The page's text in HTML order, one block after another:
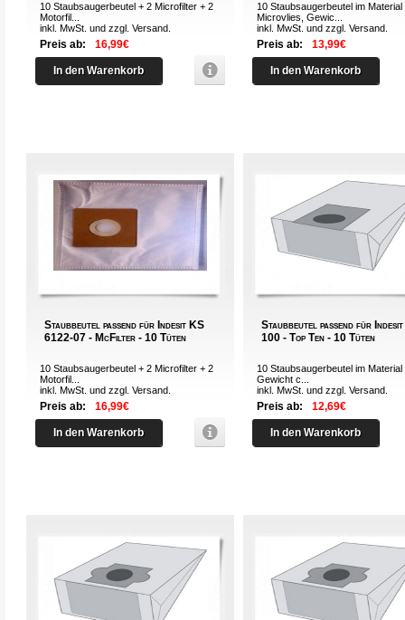
10 Staubsaugerbeutel + 2 Microfilter + 2
Motorfil...
inkl. MwSt. und zzgl.Versand
Preis ab: 16,99€
In den Warenkorb
10 Staubsaugerbeutel im Material
Microvlies, Gewic...
inkl. MwSt. und zzgl.Versand
Preis ab: 13,99€
In den Warenkorb
Staubbeutel passend für Indesit KS
6122-07 - McFilter - 10 Tüten
10 Staubsaugerbeutel + 2 Microfilter + 2
Motorfil...
inkl. MwSt. und zzgl.Versand
Preis ab: 16,99€
In den Warenkorb
Staubbeutel passend für
100 - Top Ten - 10 Tüten
10 Staubsaugerbeutel im Material
Gewicht c...
inkl. MwSt. und zzgl.Versand
Preis ab: 12,69€
In den Warenkorb